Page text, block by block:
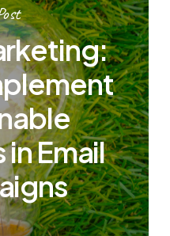
Email